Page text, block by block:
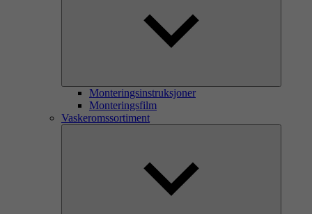
Monteringsinstruksjoner
Monteringsfilm
Vaskeromssortiment